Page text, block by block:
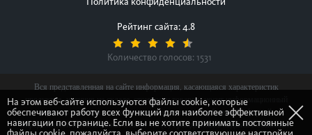
Рейтинг сайта: 4.8
Количество голосов: 1531
Вся представленная на сайте информация, касающаяся характеристик
продуктов, наличия на складе, стоимости товаров, носит информационный
характер и ни при каких условиях не является публичной офертой,
определяемой положениями Статьи 437(2) Гражданского кодекса Российской
На этом веб-сайте используются файлы cookie, которые
обеспечивают работу всех функций для наиболее эффективной
навигации по странице. Если вы не хотите принимать постоянные